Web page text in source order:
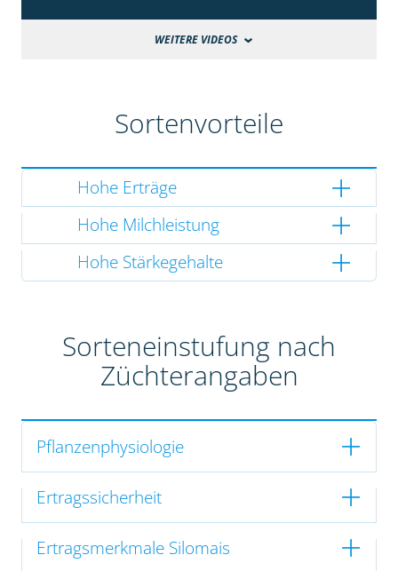
WEITERE VIDEOS
Sortenvorteile
Hohe Erträge
Hohe Milchleistung
Hohe Stärkegehalte
Sorteneinstufung nach
Züchterangaben
Pflanzenphysiologie
Ertragssicherheit
Ertragsmerkmale Silomais